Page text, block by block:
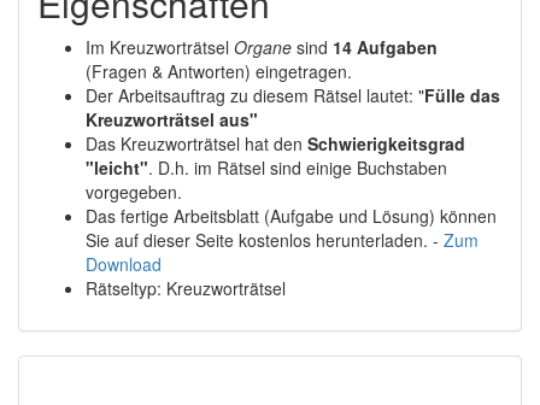
Im Kreuzworträtsel Organe sind 14 Aufgaben
(Fragen & Antworten) eingetragen.
Der Arbeitsauftrag zu diesem Rätsel lautet: "Fülle das
Kreuzworträtsel aus"
Das Kreuzworträtsel hat den Schwierigkeitsgrad
"leicht". D.h. im Rätsel sind einige Buchstaben
vorgegeben.
Das fertige Arbeitsblatt (Aufgabe und Lösung) können
Sie auf dieser Seite kostenlos herunterladen. - Zum
Download
Rätseltyp: Kreuzworträtsel